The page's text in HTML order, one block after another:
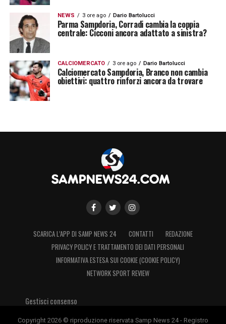
OBIETTIVO –
più bella del mondo. Sarà l’obiettivo di noi
dirigenti, dei calciatori e del capitano. Siamo
in A2 e l’obiettivo è vincere per salire nel
palco giusto della Sampdoria futsal».
LA PLAYLIST DELLE NOSTRE TOP NEWS
NEWS 3 ore ago Dario Bartolucci
Parma Sampdoria, Corradi cambia la coppia
centrale: Cicconi ancora adattato a sinistra?
CALCIOMERCATO 3 ore ago Dario Bartolucci
Calciomercato Sampdoria, Branco non cambia
obiettivi: quattro rinforzi ancora da trovare
SCARICA L’APP DI SAMP NEWS 24 CONTATTI
REDAZIONE
PRIVACY POLICY E TRATTAMENTO DEI DATI PERSONALI
INFORMATIVA ESTESA SUI COOKIE (COOKIE POLICY)
NETWORK SPORT REVIEW
Gestisci consenso
Copyright 2026 © riproduzione riservata Samp News 24 - Registro